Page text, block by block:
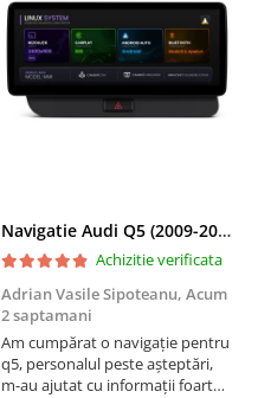
Navigatie Audi Q5 (2009-2017), Linux OS & OEM, MMI 3G, CarPlay & Android Auto Wireless, MirrorLink, Camera AHD, 12.3 Inch - AD-BGAALNXH+AD-BGRKITQ5002
Achizitie verificata
Adrian Vasile Sipoteanu, Acum
2 saptamani
Am cumpărat o navigație pentru
q5, personalul peste așteptări,
m-au ajutat cu informații foarte